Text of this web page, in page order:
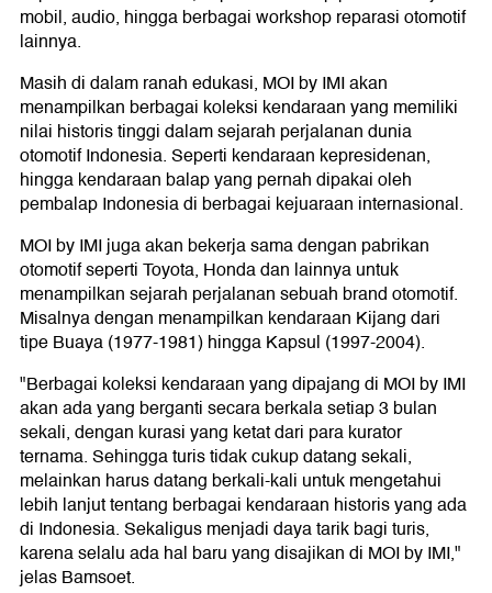
mobil, audio, hingga berbagai workshop reparasi otomotif
lainnya.
Masih di dalam ranah edukasi, MOI by IMI akan
menampilkan berbagai koleksi kendaraan yang memiliki
nilai historis tinggi dalam sejarah perjalanan dunia
otomotif Indonesia. Seperti kendaraan kepresidenan,
hingga kendaraan balap yang pernah dipakai oleh
pembalap Indonesia di berbagai kejuaraan internasional.
MOI by IMI juga akan bekerja sama dengan pabrikan
otomotif seperti Toyota, Honda dan lainnya untuk
menampilkan sejarah perjalanan sebuah brand otomotif.
Misalnya dengan menampilkan kendaraan Kijang dari
tipe Buaya (1977-1981) hingga Kapsul (1997-2004).
"Berbagai koleksi kendaraan yang dipajang di MOI by IMI
akan ada yang berganti secara berkala setiap 3 bulan
sekali, dengan kurasi yang ketat dari para kurator
ternama. Sehingga turis tidak cukup datang sekali,
melainkan harus datang berkali-kali untuk mengetahui
lebih lanjut tentang berbagai kendaraan historis yang ada
di Indonesia. Sekaligus menjadi daya tarik bagi turis,
karena selalu ada hal baru yang disajikan di MOI by IMI,"
jelas Bamsoet.